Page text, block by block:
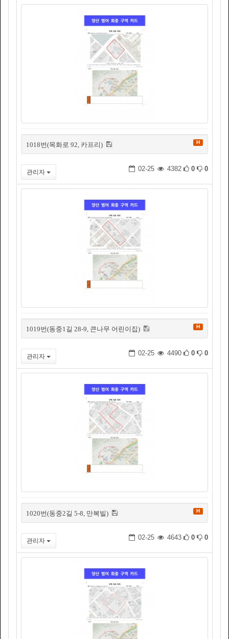
1018번(목화로 92, 카프리) H
관리자 02-25 4382 0 0
1019번(동중1길 28-9, 큰나무 어린이집) H
관리자 02-25 4490 0 0
1020번(동중2길 5-8, 만복빌) H
관리자 02-25 4643 0 0